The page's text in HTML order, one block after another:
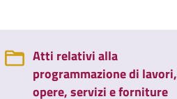
Atti relativi alla
programmazione di lavori,
opere, servizi e forniture